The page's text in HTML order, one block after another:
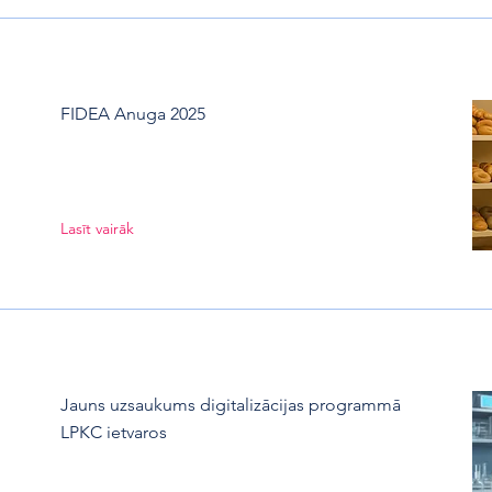
FIDEA Anuga 2025
Lasīt vairāk
Jauns uzsaukums digitalizācijas programmā
LPKC ietvaros